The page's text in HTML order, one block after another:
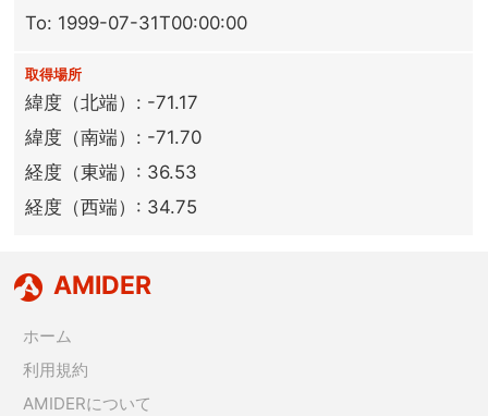
To: 1999-07-31T00:00:00
取得場所
緯度（北端）: -71.17
緯度（南端）: -71.70
経度（東端）: 36.53
経度（西端）: 34.75
AMIDER
ホーム
利用規約
AMIDERについて